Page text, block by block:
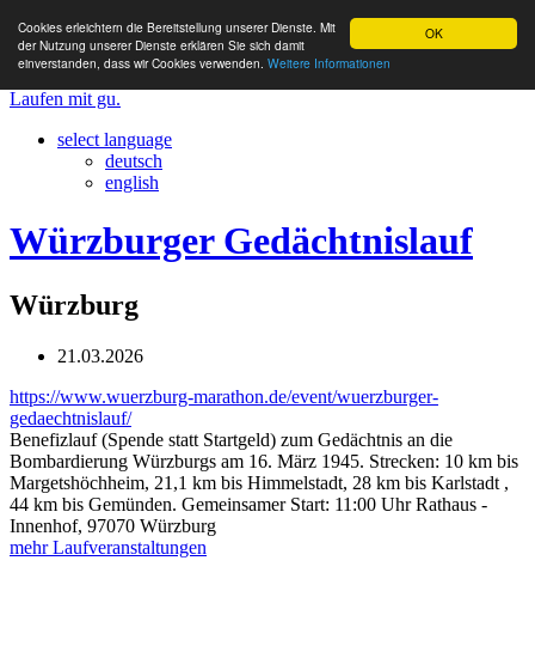
OK
Cookies erleichtern die Bereitstellung unserer Dienste. Mit
der Nutzung unserer Dienste erklären Sie sich damit
einverstanden, dass wir Cookies verwenden. Weitere Informationen
Laufen mit gu.
select language
deutsch
english
Würzburger Gedächtnislauf
Würzburg
21.03.2026
https://www.wuerzburg-marathon.de/event/wuerzburger-
gedaechtnislauf/
Benefizlauf (Spende statt Startgeld) zum Gedächtnis an die
Bombardierung Würzburgs am 16. März 1945. Strecken: 10 km bis
Margetshöchheim, 21,1 km bis Himmelstadt, 28 km bis Karlstadt ,
44 km bis Gemünden. Gemeinsamer Start: 11:00 Uhr Rathaus -
Innenhof, 97070 Würzburg
mehr Laufveranstaltungen